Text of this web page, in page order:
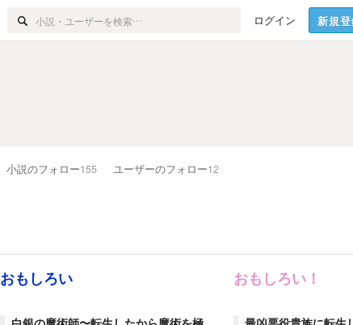
ログイン 新規
小説のフォロー155 ユーザーのフォロー12
おもしろい おもしろい！